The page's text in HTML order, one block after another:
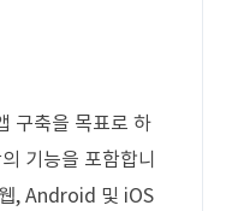
구축을 목표로 하
기능을 포함합니
, Android 및 iOS